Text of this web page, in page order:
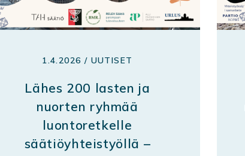
1.4.2026 / UUTISET
Lähes 200 lasten ja
nuorten ryhmää
luontoretkelle
säätiöyhteistyöllä –